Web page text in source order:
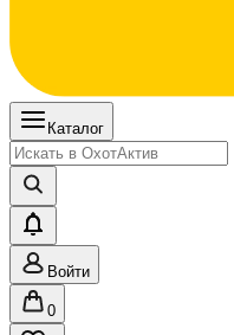
Каталог
Войти
0